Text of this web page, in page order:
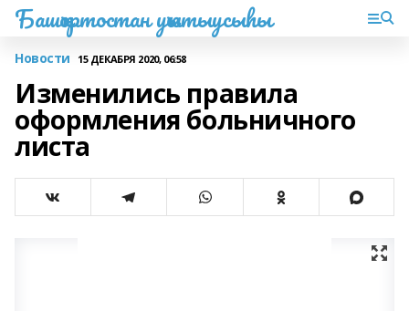
Башҡортостан уҡытыусыһы
Новости 15 ДЕКАБРЯ 2020, 06:58
Изменились правила
оформления больничного
листа